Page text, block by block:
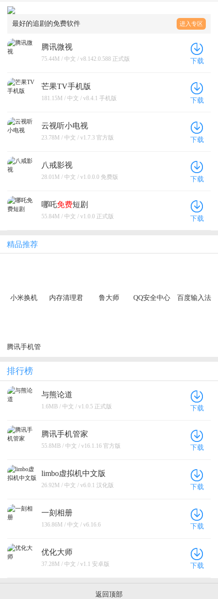
最好的追剧的免费软件 进入专区
腾讯微视
75.44M / 中文 / v8.142.0.588 正式版 下载
芒果TV手机版
181.15M / 中文 / v8.4.1 手机版 下载
云视听小电视
23.78M / 中文 / v1.7.3 官方版 下载
八戒影视
28.01M / 中文 / v1.0.0.0 免费版 下载
哪吒免费短剧
55.84M / 中文 / v1.0.0 正式版 下载
精品推荐
小米换机 内存清理君 鲁大师 QQ安全中心 百度输入法
腾讯手机管
排行榜
与熊论道
1.6MB / 中文 / v1.0.5 正式版 下载
腾讯手机管家
55.8MB / 中文 / v16.1.16 官方版 下载
limbo虚拟机中文版
26.92M / 中文 / v6.0.1 汉化版 下载
一刻相册
136.86M / 中文 / v6.16.6 下载
优化大师
37.28M / 中文 / v1.1 安卓版 下载
返回顶部